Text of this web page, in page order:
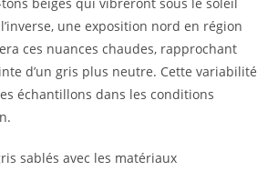
une exposition nord en région
ces nuances chaudes, rapprochant
d’un gris plus neutre. Cette variabilité
échantillons dans les conditions
sablés avec les matériaux